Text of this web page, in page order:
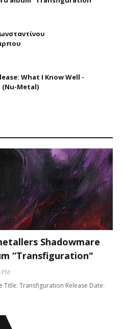
What I Know Well -
Metal)
Shadowmare
“Transfiguration"
Title: Transfiguration Release Date: